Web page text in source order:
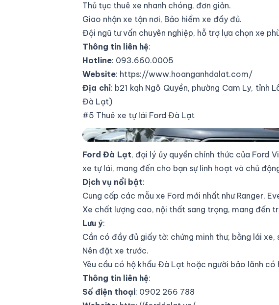
Thủ tục thuê xe nhanh chóng, đơn giản.
Giao nhận xe tận nơi, Bảo hiểm xe đầy đủ.
Đội ngũ tư vấn chuyên nghiệp, hỗ trợ lựa chọn xe
Thông tin liên hệ:
Hotline: 093.660.0005
Website: https://www.hoanganhdalat.com/
Địa chỉ: b21 kqh Ngô Quyền, phường Cam Ly,
Đà Lạt)
#5 Thuê xe tự lái Ford Đà Lạt
Thuê xe tự lái Ford Đà Lạt
Ford Đà Lạt, đại lý ủy quyền chính thức của Ford
xe tự lái, mang đến cho bạn sự linh hoạt và chủ
Dịch vụ nổi bật:
Cung cấp các mẫu xe Ford mới nhất như Ranger,
Xe chất lượng cao, nội thất sang trọng, mang đến
Lưu ý:
Cần có đầy đủ giấy tờ: chứng minh thư, bằng lái xe,
Nên đặt xe trước.
Yêu cầu có hộ khẩu Đà Lạt hoặc người bảo lãnh có
Thông tin liên hệ:
Số điện thoại: 0902 266 788